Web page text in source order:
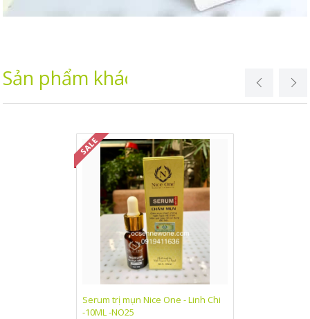
Sản phẩm khác
Serum trị mụn Nice One - Linh Chi
-10ML -NO25